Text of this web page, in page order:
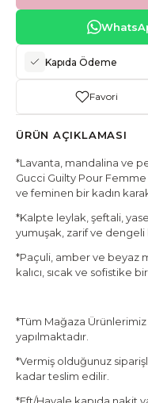
Kapıda Ödeme
Favori
ÜRÜN AÇIKLAMASI
*Lavanta, mandalina ve
Gucci Guilty Pour
ve feminen bir kadın
*Kalpte leylak, şeftali,
yumuşak, zarif ve dengeli
*Paçuli, amber ve beyaz
kalıcı, sıcak ve sofistike
*Tüm Mağaza
yapılmaktadır.
*Vermiş olduğunuz
kadar teslim edilir.